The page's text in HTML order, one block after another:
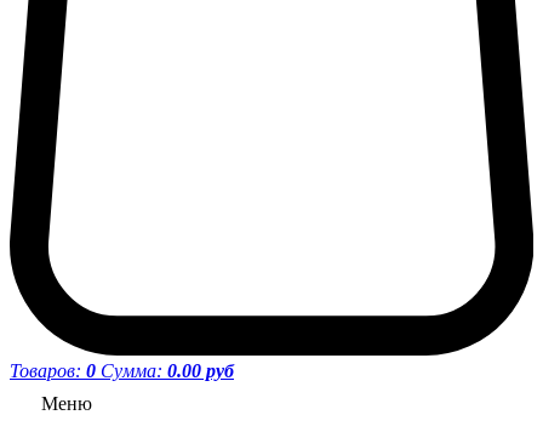
Товаров: 0 Сумма: 0.00 руб
Меню